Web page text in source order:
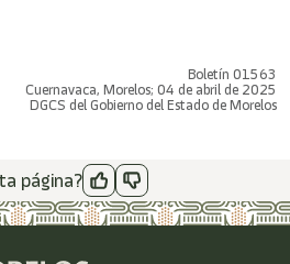
Boletín 01563
Cuernavaca, Morelos; 04 de abril de 2025
DGCS del Gobierno del Estado de Morelos
página?